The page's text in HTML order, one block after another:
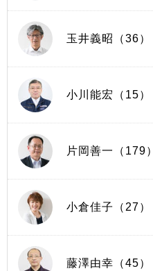
玉井義昭（36）
小川能宏（15）
片岡善一（179）
小倉佳子（27）
藤澤由幸（45）